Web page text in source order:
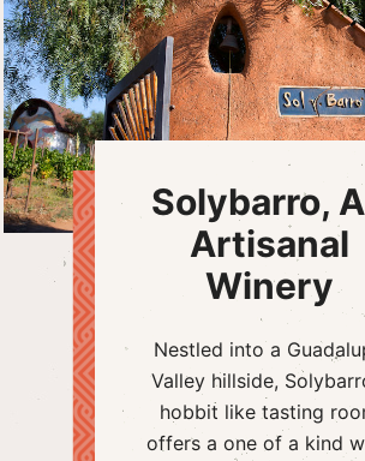
Solybarro,
Artisanal
Winery
Nestled into a
Valley hillside,
hobbit like tasting
offers a one of a kind